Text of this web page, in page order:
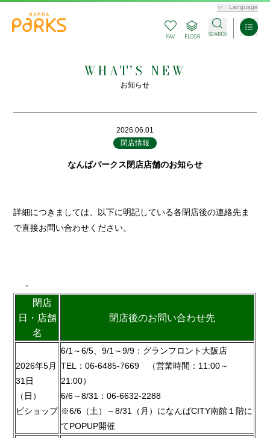
Language
WHAT’S NEW
お知らせ
2026.06.01
閉店情報
なんばパークス閉店店舗のお知らせ
詳細につきましては、以下に明記している各閉店後の連絡先ま
で直接お問い合わせください。
-
閉店
日・店舗
名
閉店後のお問い合わせ先
2026年5月
31日
（日）
ビショップ
6/1～6/5、9/1～9/9：グランフロント大阪店
TEL：06-6485-7669 （営業時間：11:00～
21:00）
6/6～8/31：06-6632-2288
※6/6（土）～8/31（月）になんばCITY南館１階に
てPOPUP開催